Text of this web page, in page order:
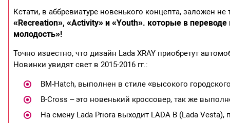
Кстати, в аббревиатуре новенького концепта, заложен
«Recreation», «Activity» и «Youth». которые в
молодость»!
Точно известно, что дизайн Lada XRAY приобретут
Новинки увидят свет в 2015-2016 гг.:
BM-Hatch, выполнен в стиле «высокого
B-Cross – это новенький кроссовер, так же
На смену Lada Priora выходит LADA В (Lada